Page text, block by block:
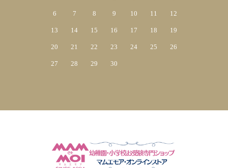
6 7 8 9 10 11 12
13 14 15 16 17 18 19
20 21 22 23 24 25 26
27 28 29 30